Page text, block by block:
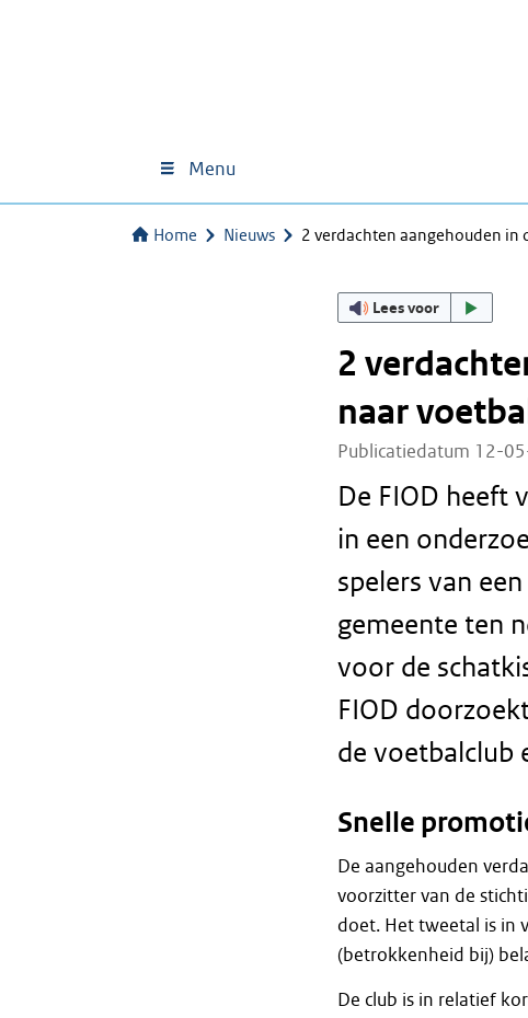
Menu
Home Nieuws 2 verdachten aangehouden in
Lees voor
2
naar
Publicatiedatum 12-
De FIOD heeft
in een
spelers van
gemeente ten
voor de
FIOD
de voetbalclub
Snelle
De aangehouden
voorzitter van de
doet. Het tweetal is in
(betrokkenheid bij)
De club is in relatief